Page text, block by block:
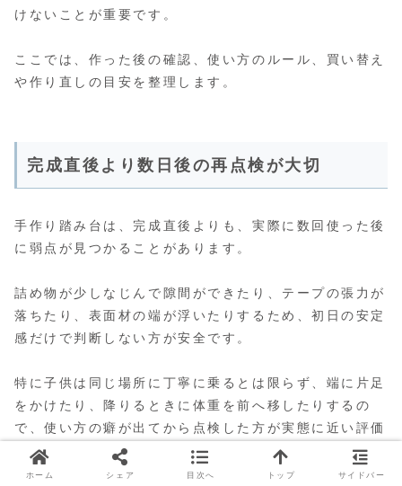
けないことが重要です。
ここでは、作った後の確認、使い方のルール、買い替え
や作り直しの目安を整理します。
完成直後より数日後の再点検が大切
手作り踏み台は、完成直後よりも、実際に数回使った後
に弱点が見つかることがあります。
詰め物が少しなじんで隙間ができたり、テープの張力が
落ちたり、表面材の端が浮いたりするため、初日の安定
感だけで判断しない方が安全です。
特に子供は同じ場所に丁寧に乗るとは限らず、端に片足
をかけたり、降りるときに体重を前へ移したりするの
で、使い方の癖が出てから点検した方が実態に近い評価
ができます。
ホーム シェア 目次へ トップ サイドバー